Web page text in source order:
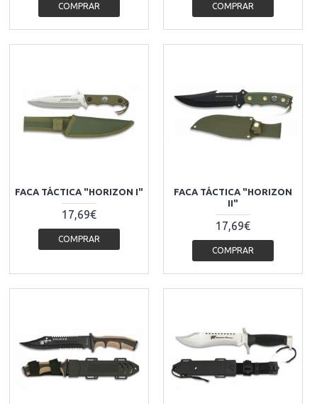
COMPRAR COMPRAR
FACA TÁCTICA "HORIZON I"
17,69€
COMPRAR
FACA TÁCTICA "HORIZON
II"
17,69€
COMPRAR